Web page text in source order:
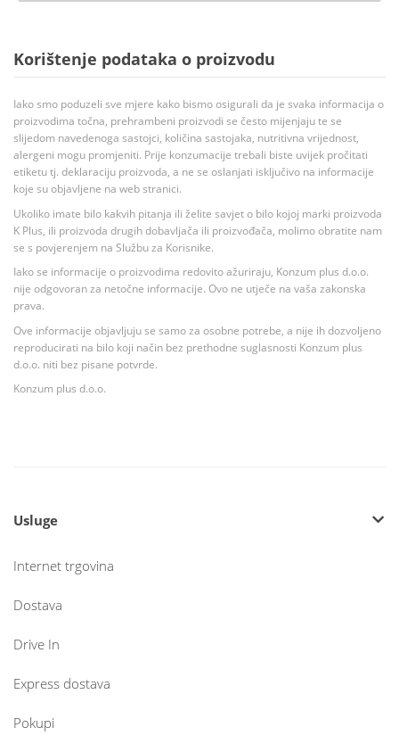
Korištenje podataka o proizvodu
Iako smo poduzeli sve mjere kako bismo osigurali da je svaka informacija o
proizvodima točna, prehrambeni proizvodi se često mijenjaju te se
slijedom navedenoga sastojci, količina sastojaka, nutritivna vrijednost,
alergeni mogu promjeniti. Prije konzumacije trebali biste uvijek pročitati
etiketu tj. deklaraciju proizvoda, a ne se oslanjati isključivo na informacije
koje su objavljene na web stranici.
Ukoliko imate bilo kakvih pitanja ili želite savjet o bilo kojoj marki proizvoda
K Plus, ili proizvoda drugih dobavljača ili proizvođača, molimo obratite nam
se s povjerenjem na Službu za Korisnike.
Iako se informacije o proizvodima redovito ažuriraju, Konzum plus d.o.o.
nije odgovoran za netočne informacije. Ovo ne utječe na vaša zakonska
prava.
Ove informacije objavljuju se samo za osobne potrebe, a nije ih dozvoljeno
reproducirati na bilo koji način bez prethodne suglasnosti Konzum plus
d.o.o. niti bez pisane potvrde.
Konzum plus d.o.o.
Usluge
Internet trgovina
Dostava
Drive In
Express dostava
Pokupi